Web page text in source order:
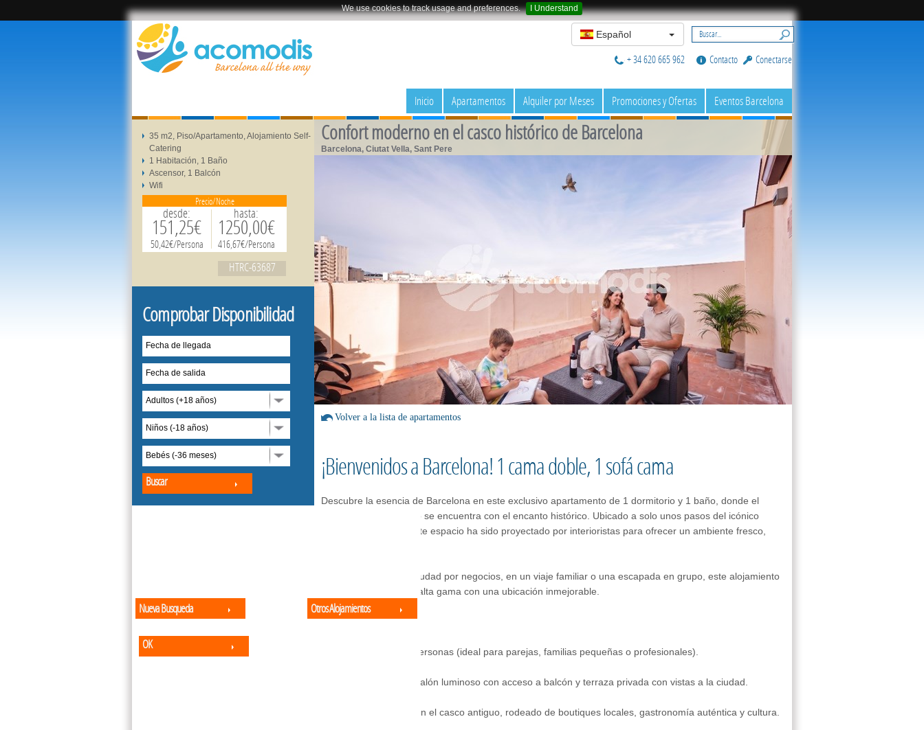
We use cookies to track usage and preferences. I Understand
Español
Conectarse
Contacto
+ 34 620 665 962
Inicio Apartamentos Alquiler por Meses Promociones y Ofertas Eventos Barcelona
Confort moderno en el casco histórico de Barcelona
Barcelona, Ciutat Vella, Sant Pere
Volver a la lista de apartamentos
¡Bienvenidos a Barcelona! 1 cama doble, 1 sofá cama
Descubre la esencia de Barcelona en este exclusivo apartamento de 1 dormitorio y 1 baño, donde el
diseño contemporáneo se encuentra con el encanto histórico. Ubicado a solo unos pasos del icónico
Palau de la Música, este espacio ha sido proyectado por interioristas para ofrecer un ambiente fresco,
Ya sea que visites la ciudad por negocios, en un viaje familiar o una escapada en grupo, este alojamiento
combina el confort de alta gama con una ubicación inmejorable.
Lo más destacado:
*Capacidad: Hasta 3 personas (ideal para parejas, familias pequeñas o profesionales).
*Espacios con Estilo: Salón luminoso con acceso a balcón y terraza privada con vistas a la ciudad.
*Ubicación Premium: En el casco antiguo, rodeado de boutiques locales, gastronomía auténtica y cultura.
35 m2, Piso/Apartamento, Alojamiento Self-
Catering
1 Habitación, 1 Baño
Ascensor, 1 Balcón
Wifi
Precio/Noche
desde:
151,25€
50,42€/Persona
hasta:
1250,00€
416,67€/Persona
HTRC-63687
Comprobar Disponibilidad
Fecha de llegada
Fecha de salida
Adultos (+18 años)
Niños (-18 años)
Bebés (-36 meses)
Buscar
Nueva Busqueda Otros Alojamientos
OK